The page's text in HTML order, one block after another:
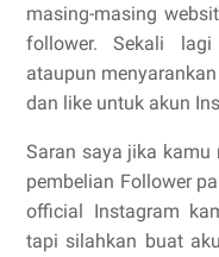
masing-masing
follower. Sekali lagi
ataupun
dan like untuk akun
Saran saya jika kamu
pembelian Follower
official Instagram
tapi silahkan buat